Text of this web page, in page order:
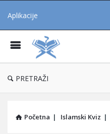
Aplikacije
PRETRAŽI
Početna | Islamski Kviz |